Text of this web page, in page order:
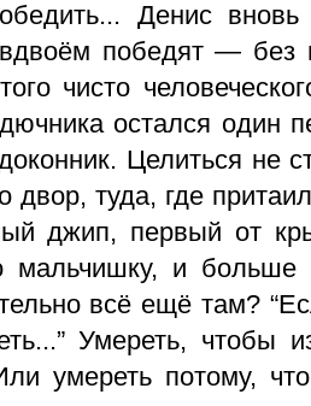
Денис вновь
победят — без
чисто
остался один
Целиться не
двор, туда, где
джип, первый от
мальчишку, и больше
всё ещё там?
Умереть, чтобы
умереть потому,